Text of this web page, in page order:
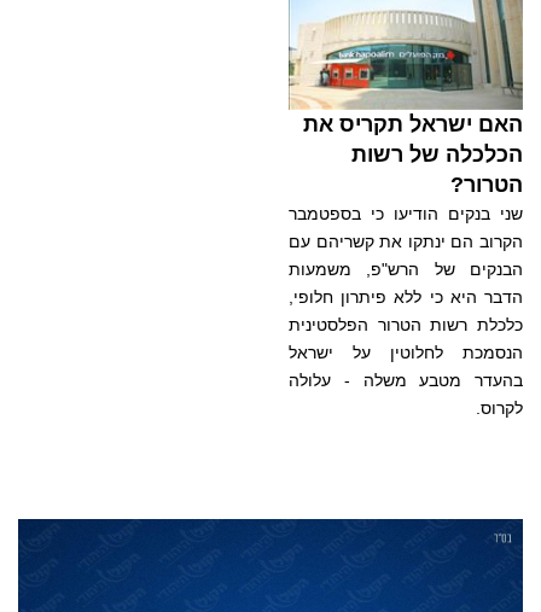
האם ישראל תקריס את
הכלכלה של רשות
הטרור?
שני בנקים הודיעו כי בספטמבר
הקרוב הם ינתקו את קשריהם עם
הבנקים של הרש"פ, משמעות
הדבר היא כי ללא פיתרון חלופי,
כלכלת רשות הטרור הפלסטינית
הנסמכת לחלוטין על ישראל
בהעדר מטבע משלה - עלולה
לקרוס.